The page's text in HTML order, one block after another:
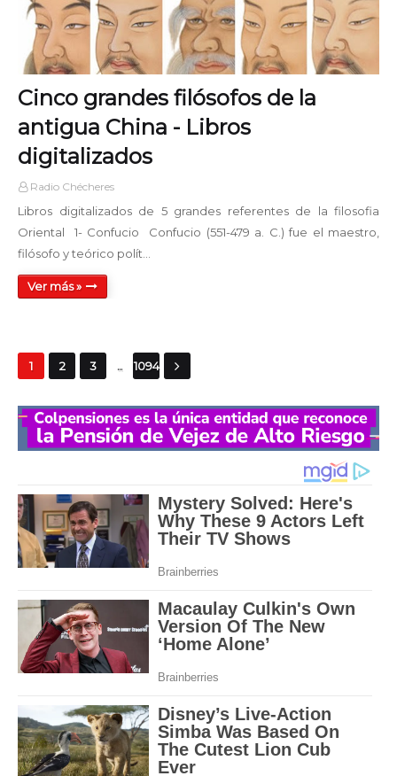
Cinco grandes filósofos de la
antigua China - Libros
digitalizados
Radio Chécheres
Libros digitalizados de 5 grandes referentes de la filosofia
Oriental 1- Confucio Confucio (551-479 a. C.) fue el maestro,
filósofo y teórico polít…
Ver más »
1 2 3 ... 1094